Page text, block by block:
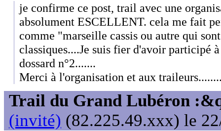
je confirme ce post, trail avec une
absolument ESCELLENT. cela me fait
comme "marseille cassis ou autre qui
classiques....Je suis fier d'avoir participé
dossard n°2.......
Merci à l'organisation et aux
Trail du Grand Lubéron
(invité) (82.225.49.xxx) le